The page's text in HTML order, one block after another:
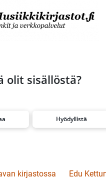
olit sisällöstä?
Hyödyllistä
kirjastossa
Edu